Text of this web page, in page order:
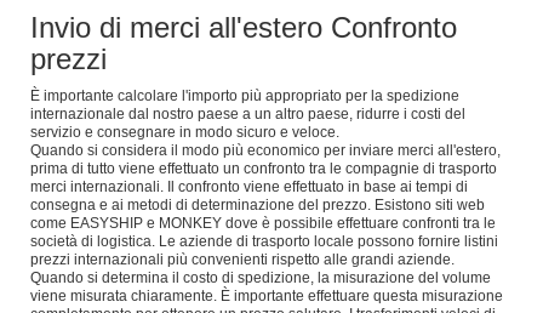
Invio di merci all'estero Confronto
prezzi
È importante calcolare l'importo più appropriato per la spedizione
internazionale dal nostro paese a un altro paese, ridurre i costi del
servizio e consegnare in modo sicuro e veloce.
Quando si considera il modo più economico per inviare merci all'estero,
prima di tutto viene effettuato un confronto tra le compagnie di trasporto
merci internazionali. Il confronto viene effettuato in base ai tempi di
consegna e ai metodi di determinazione del prezzo. Esistono siti web
come EASYSHIP e MONKEY dove è possibile effettuare confronti tra le
società di logistica. Le aziende di trasporto locale possono fornire listini
prezzi internazionali più convenienti rispetto alle grandi aziende.
Quando si determina il costo di spedizione, la misurazione del volume
viene misurata chiaramente. È importante effettuare questa misurazione